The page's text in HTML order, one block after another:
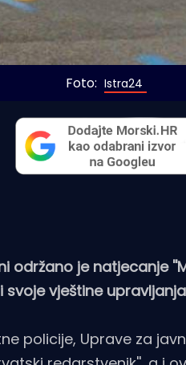
Foto: Istra24
održano je natjecanje
vještine
policije, Uprave za